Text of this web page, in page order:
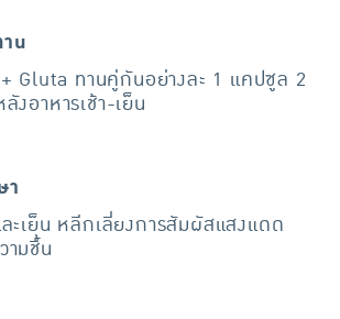
น
Gluta ทานคู่กันอย่างละ 1 แคปซูล 2
งอาหารเช้า-เย็น
า
ละเย็น หลีกเลี่ยงการสัมผัสแสงแดด
ามชื้น